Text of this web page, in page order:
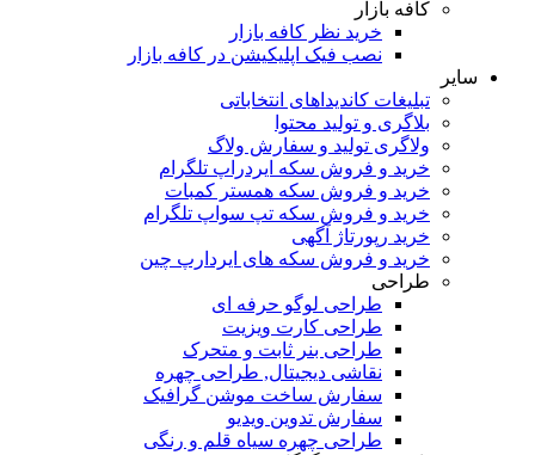
کافه بازار
خرید نظر کافه بازار
نصب فیک اپلیکیشن در کافه بازار
تبلیغات کاندیداهای انتخاباتی
بلاگری و تولید محتوا
ولاگری تولید و سفارش ولاگ
خرید و فروش سکه ایردراپ تلگرام
خرید و فروش سکه همستر کمبات
خرید و فروش سکه تپ سواپ تلگرام
خرید رپورتاژ آگهی
خرید و فروش سکه های ایردارپ چین
طراحی
طراحی لوگو حرفه ای
طراحی کارت ویزیت
طراحی بنر ثابت و متحرک
نقاشی دیجیتال, طراحی چهره
سفارش ساخت موشن گرافیک
سفارش تدوین ویدیو
طراحی چهره سیاه قلم و رنگی